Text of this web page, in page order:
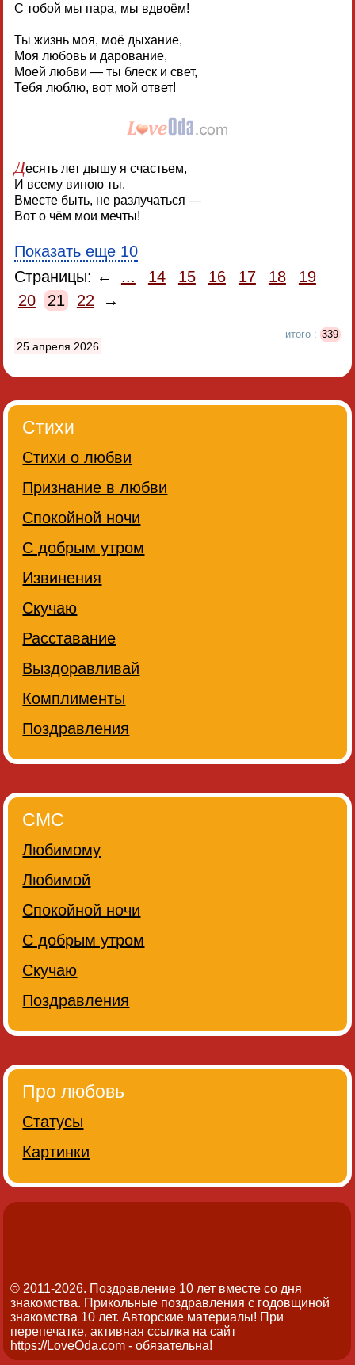
С тобой мы пара, мы вдвоём!
Ты жизнь моя, моё дыхание,
Моя любовь и дарование,
Моей любви — ты блеск и свет,
Тебя люблю, вот мой ответ!
Десять лет дышу я счастьем,
И всему виною ты.
Вместе быть, не разлучаться —
Вот о чём мои мечты!
Показать еще 10
Страницы: ←
... 14 15 16 17 18
19
20
21 22 →
итого : 339
25 апреля 2026
Стихи
Стихи о любви
Признание в любви
Спокойной ночи
С добрым утром
Извинения
Скучаю
Расставание
Выздоравливай
Комплименты
Поздравления
СМС
Любимому
Любимой
Спокойной ночи
С добрым утром
Скучаю
Поздравления
Про любовь
Статусы
Картинки
© 2011-2026. Поздравление 10 лет вместе со дня
знакомства. Прикольные поздравления с годовщиной
знакомства 10 лет.Авторские материалы! При
перепечатке, активная ссылка на сайт
https://LoveOda.com - обязательна!